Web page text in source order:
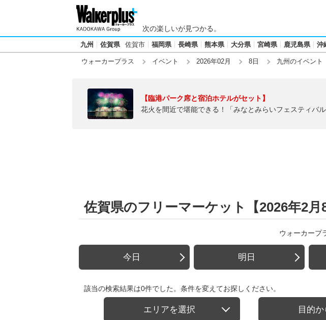
次の楽しいが見つかる。
九州 佐賀県 佐賀市 福岡県 長崎県 熊本県 大分県 宮崎県 鹿児島県 沖
ウォーカープラス イベント 2026年02月 8日 九州のイベント
【臨港パーク席と宿泊ホテルがセット】
花火を間近で堪能できる！「みなとみらいフェスティバ
佐賀県のフリーマーケット【2026年2月8
ウォーカープ
今日 明日
該当の検索結果は0件でした。条件を変えてお探しください。
エリアを選択 目的